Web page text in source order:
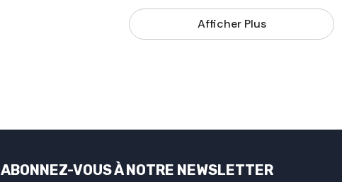
Afficher Plus
ABONNEZ-VOUS À NOTRE NEWSLETTER